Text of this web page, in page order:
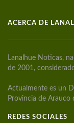
ACERCA DE
Lanalhue Noticas,
de 2001,
Actualmente es un
Provincia de Arauco
REDES SOCIALES